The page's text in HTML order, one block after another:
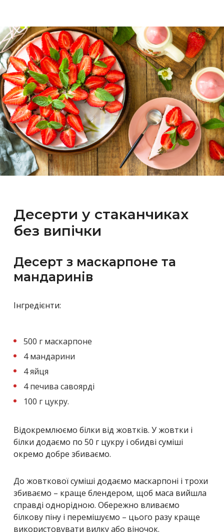
Десерти у стаканчиках
без випічки
Десерт з маскарпоне та
мандаринів
Інгредієнти:
500 г маскарпоне
4 мандарини
4 яйця
4 печива савоярді
100 г цукру.
Відокремлюємо білки від жовтків. У жовтки і
білки додаємо по 50 г цукру і обидві суміші
окремо добре збиваємо.
До жовткової суміші додаємо маскарпоні і трохи
збиваємо – краще блендером, щоб маса вийшла
справді однорідною. Обережно вливаємо
білкову піну і перемішуємо – цього разу краще
використовувати вилку або віночок.